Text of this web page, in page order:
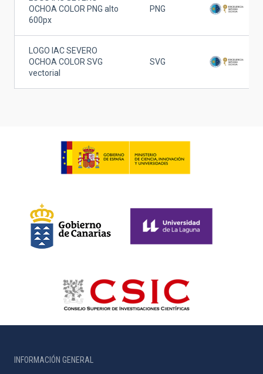
OCHOA COLOR PNG alto
600px
PNG
LOGO IAC SEVERO
OCHOA COLOR SVG
vectorial
SVG
INFORMACIÓN GENERAL